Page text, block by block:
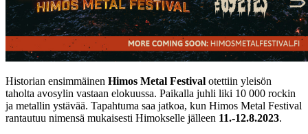
Historian ensimmäinen Himos Metal Festival otettiin yleisön
taholta avosylin vastaan elokuussa. Paikalla juhli liki 10 000 rockin
ja metallin ystävää. Tapahtuma saa jatkoa, kun Himos Metal Festival
rantautuu nimensä mukaisesti Himokselle jälleen 11.-12.8.2023.